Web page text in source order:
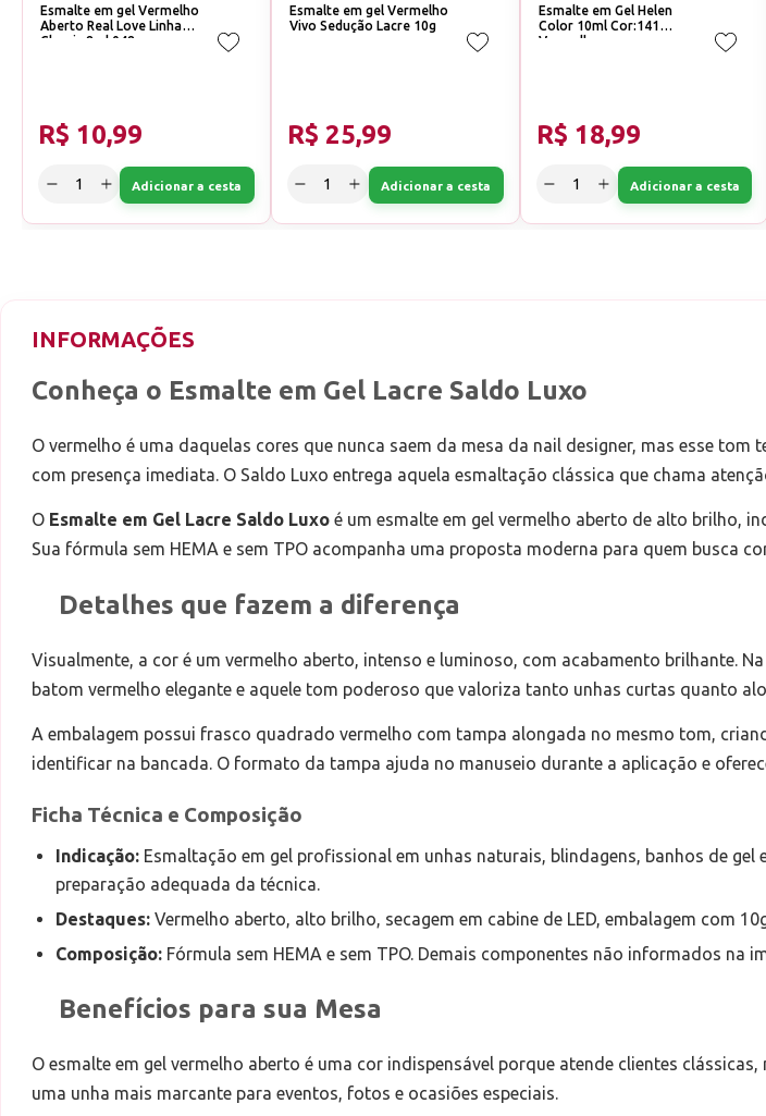
Esmalte em gel Vermelho
Aberto Real Love Linha
Classic 8ml 048
R$ 10,99
Adicionar a cesta
Esmalte em gel Vermelho
Vivo Sedução Lacre 10g
R$ 25,99
Adicionar a cesta
Esmalte em Gel Helen
Color 10ml Cor:141
Vermelho escuro
R$ 18,99
Adicionar a cesta
INFORMAÇÕES
Conheça o Esmalte em Gel Lacre Saldo Luxo
O vermelho é uma daquelas cores que nunca saem da mesa da nail designer, mas esse tom
com presença imediata. O Saldo Luxo entrega aquela esmaltação clássica que chama
O Esmalte em Gel Lacre Saldo Luxo é um esmalte em gel vermelho aberto de alto brilho,
Sua fórmula sem HEMA e sem TPO acompanha uma proposta moderna para quem busca
Detalhes que fazem a diferença
Visualmente, a cor é um vermelho aberto, intenso e luminoso, com acabamento brilhante.
batom vermelho elegante e aquele tom poderoso que valoriza tanto unhas curtas quanto
A embalagem possui frasco quadrado vermelho com tampa alongada no mesmo tom,
identificar na bancada. O formato da tampa ajuda no manuseio durante a aplicação e
Ficha Técnica e Composição
Indicação: Esmaltação em gel profissional em unhas naturais, blindagens, banhos de gel
preparação adequada da técnica.
Destaques: Vermelho aberto, alto brilho, secagem em cabine de LED, embalagem com
Composição: Fórmula sem HEMA e sem TPO. Demais componentes não informados na
Benefícios para sua Mesa
O esmalte em gel vermelho aberto é uma cor indispensável porque atende clientes
uma unha mais marcante para eventos, fotos e ocasiões especiais.